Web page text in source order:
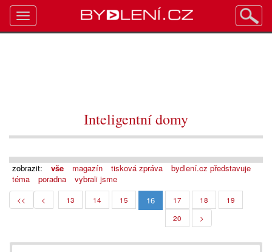
Inteligentní domy
zobrazit: vše magazín tisková zpráva
bydlení.cz představuje
téma
poradna vybrali jsme
<< < 13 14 15 16 17 18
19
20
>
Toggle
navigation